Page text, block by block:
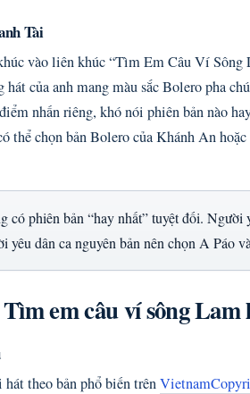
Tài
vào liên khúc “Tìm Em Câu Ví Sông
hát của anh mang màu sắc Bolero pha
nhấn riêng, khó nói phiên bản nào
thể chọn bản Bolero của Khánh An
có phiên bản “hay nhất” tuyệt đối. Người
yêu dân ca nguyên bản nên chọn A Páo
em câu ví sông Lam
theo bản phổ biến trên